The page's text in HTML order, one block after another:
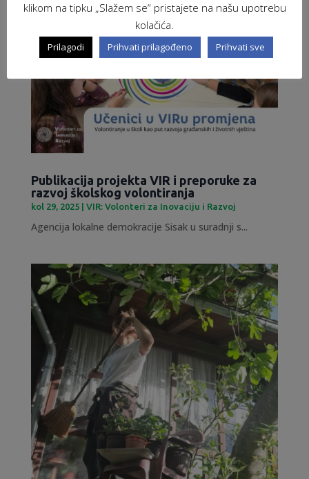
Publikacija projekta VIR i preporuke za
razvoj školskog volontiranja
kol 29, 2025| VIR: Volonteri za Inovaciju i Razvoj
Agencija lokalne demokracije Sisak u suradnji s...
klikom na tipku „Slažem se“ pristajete na našu upotrebu
kolačića.
Prilagodi Prihvati prilagođeno Prihvati sve